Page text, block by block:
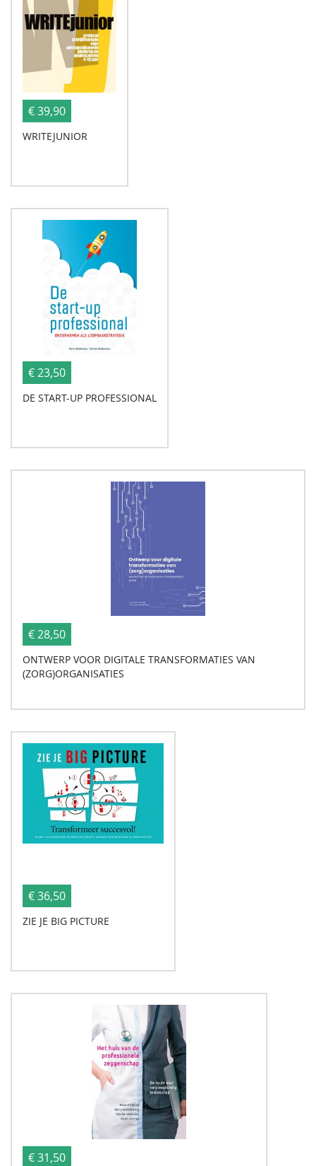
€ 39,90
WRITEJUNIOR
€ 23,50
DE START-UP PROFESSIONAL
€ 28,50
ONTWERP VOOR DIGITALE TRANSFORMATIES VAN
(ZORG)ORGANISATIES
€ 36,50
ZIE JE BIG PICTURE
€ 31,50